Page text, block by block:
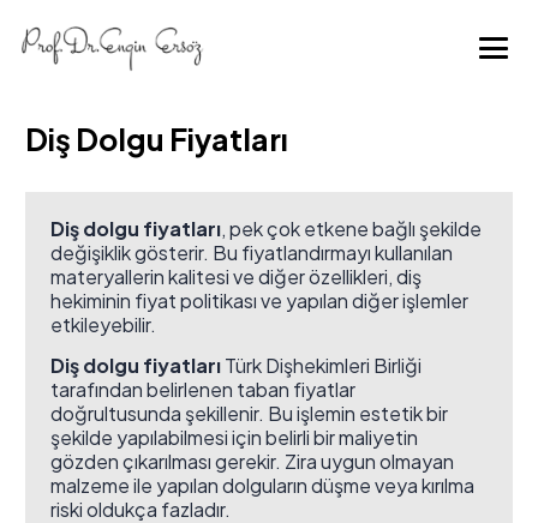
Diş Dolgu Fiyatları
Diş dolgu fiyatları, pek çok etkene bağlı şekilde
değişiklik gösterir. Bu fiyatlandırmayı kullanılan
materyallerin kalitesi ve diğer özellikleri, diş
hekiminin fiyat politikası ve yapılan diğer işlemler
etkileyebilir.
Diş dolgu fiyatlarıTürk Dişhekimleri Birliği
tarafından belirlenen taban fiyatlar
doğrultusunda şekillenir. Bu işlemin estetik bir
şekilde yapılabilmesi için belirli bir maliyetin
gözden çıkarılması gerekir. Zira uygun olmayan
malzeme ile yapılan dolguların düşme veya kırılma
riski oldukça fazladır.